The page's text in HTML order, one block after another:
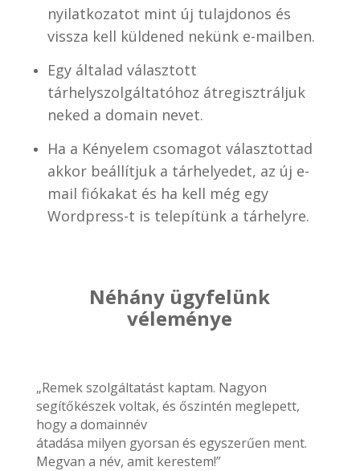
nyilatkozatot mint új tulajdonos és
vissza kell küldened nekünk e-mailben.
Egy általad választott
tárhelyszolgáltatóhoz átregisztráljuk
neked a domain nevet.
Ha a Kényelem csomagot választottad
akkor beállítjuk a tárhelyedet, az új e-
mail fiókakat és ha kell még egy
Wordpress-t is telepítünk a tárhelyre.
Néhány ügyfelünk
véleménye
„Remek szolgáltatást kaptam. Nagyon
segítőkészek voltak, és őszintén meglepett,
hogy a domainnév
átadása milyen gyorsan és egyszerűen ment.
Megvan a név, amit kerestem!”